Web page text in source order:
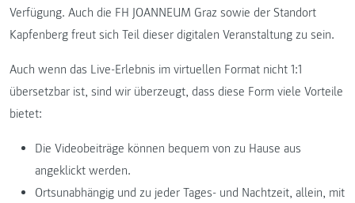
Verfügung. Auch die FH JOANNEUM Graz sowie der Standort
Kapfenberg freut sich Teil dieser digitalen Veranstaltung zu sein.
Auch wenn das Live-Erlebnis im virtuellen Format nicht 1:1
übersetzbar ist, sind wir überzeugt, dass diese Form viele Vorteile
bietet:
Die Videobeiträge können bequem von zu Hause aus
angeklickt werden.
Ortsunabhängig und zu jeder Tages- und Nachtzeit, allein, mit